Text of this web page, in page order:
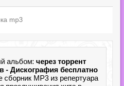
альбом: через торрент
- Дискография бесплатно
MP3 из репертуара